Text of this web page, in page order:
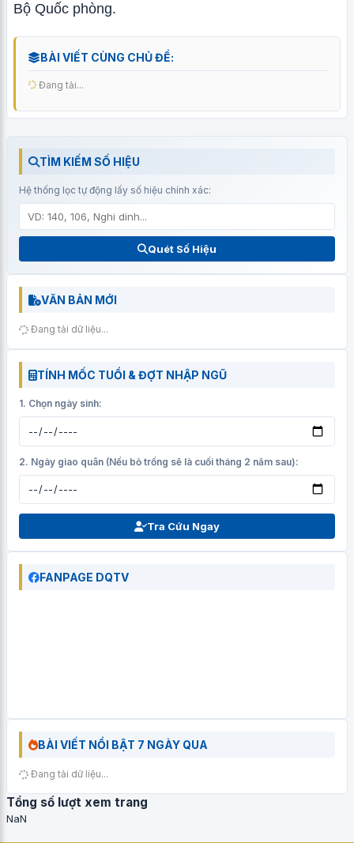
Bộ Quốc phòng.
BÀI VIẾT CÙNG CHỦ ĐỀ:
Đang tải...
TÌM KIẾM SỐ HIỆU
Hệ thống lọc tự động lấy số hiệu chính xác:
Quét Số Hiệu
VĂN BẢN MỚI
Đang tải dữ liệu...
TÍNH MỐC TUỔI & ĐỢT NHẬP NGŨ
1. Chọn ngày sinh:
2. Ngày giao quân (Nếu bỏ trống sẽ là cuối tháng 2 năm sau):
Tra Cứu Ngay
FANPAGE DQTV
BÀI VIẾT NỔI BẬT 7 NGÀY QUA
Đang tải dữ liệu...
Tổng số lượt xem trang
NaN